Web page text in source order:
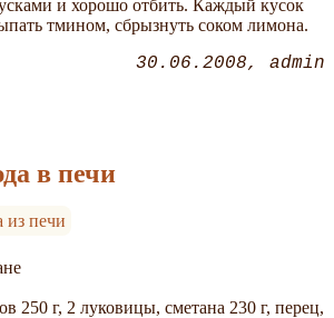
и хорошо отбить. Каждый кусок
тмином, сбрызнуть соком лимона.
30.06.2008 admin
в печи
из печи
250 г, 2 луковицы, сметана 230 г, перец,